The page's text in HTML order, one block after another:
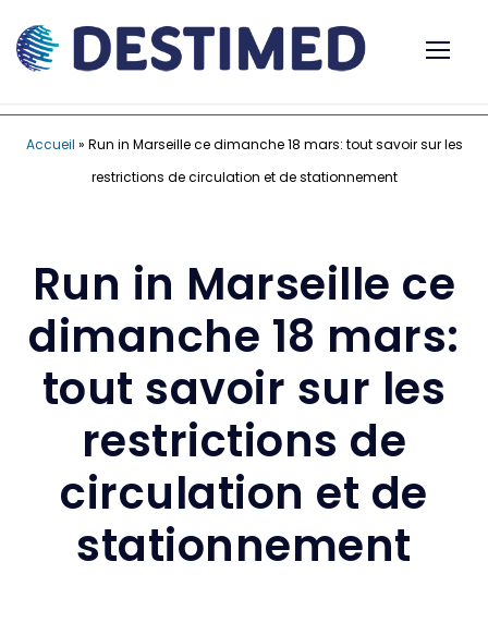
Accueil » Run in Marseille ce dimanche 18 mars: tout savoir sur les
restrictions de circulation et de stationnement
Run in Marseille ce
dimanche 18 mars:
tout savoir sur les
restrictions de
circulation et de
stationnement